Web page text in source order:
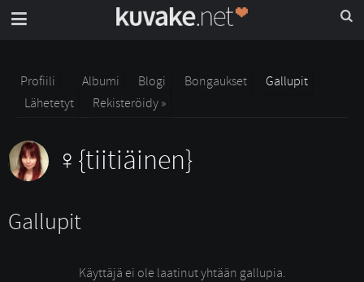
Profiili Albumi Blogi Bongaukset
Gallupit
Lähetetyt
Rekisteröidy »
{tiitiäinen}
Gallupit
Käyttäjä ei ole laatinut yhtään gallupia.